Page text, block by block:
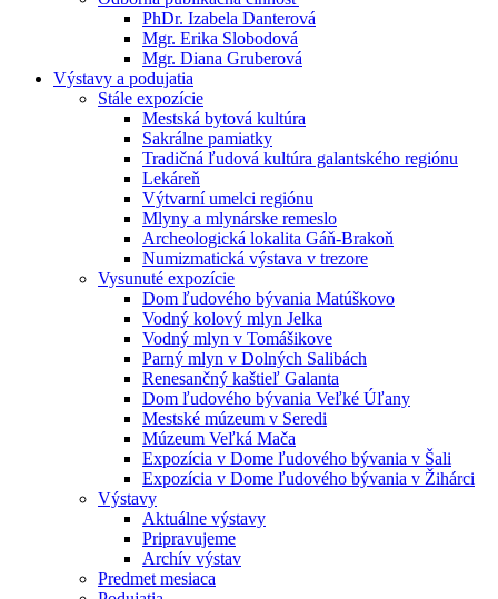
PhDr. Izabela Danterová
Mgr. Erika Slobodová
Mgr. Diana Gruberová
Výstavy a podujatia
Stále expozície
Mestská bytová kultúra
Sakrálne pamiatky
Tradičná ľudová kultúra galantského regiónu
Lekáreň
Výtvarní umelci regiónu
Mlyny a mlynárske remeslo
Archeologická lokalita Gáň-Brakoň
Numizmatická výstava v trezore
Vysunuté expozície
Dom ľudového bývania Matúškovo
Vodný kolový mlyn Jelka
Vodný mlyn v Tomášikove
Parný mlyn v Dolných Salibách
Renesančný kaštieľ Galanta
Dom ľudového bývania Veľké Úľany
Mestské múzeum v Seredi
Múzeum Veľká Mača
Expozícia v Dome ľudového bývania v Šali
Expozícia v Dome ľudového bývania v Žihárci
Výstavy
Aktuálne výstavy
Pripravujeme
Archív výstav
Predmet mesiaca